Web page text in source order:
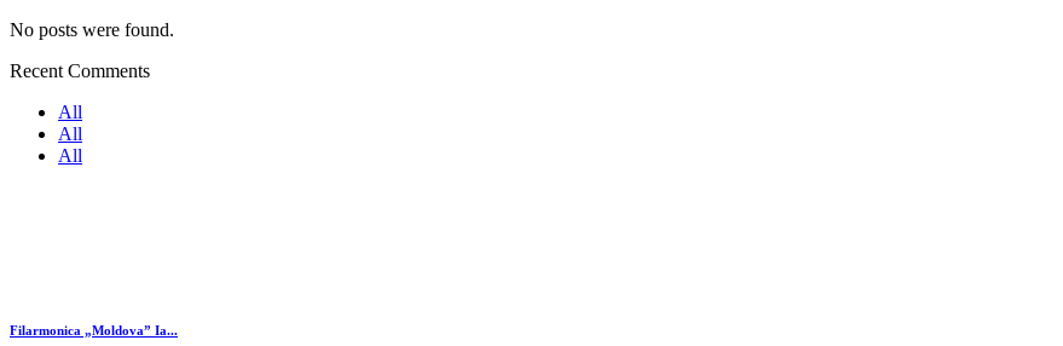
No posts were found.
Recent Comments
All
All
All
Filarmonica „Moldova” Ia...